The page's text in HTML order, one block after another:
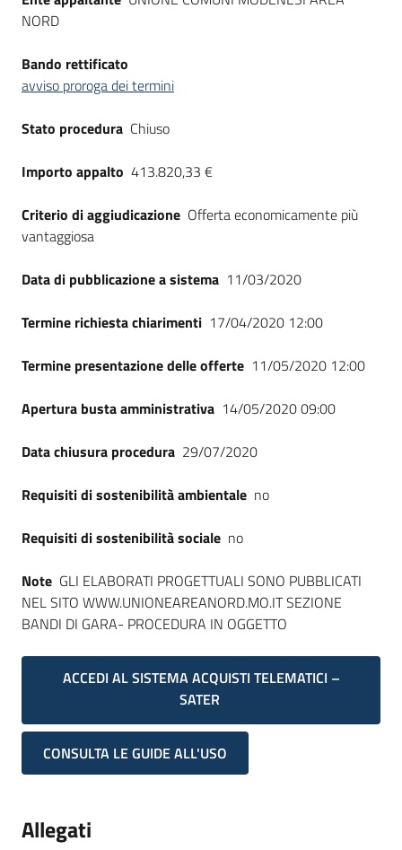
NORD
Bando rettificato
avviso proroga dei termini
Stato procedura Chiuso
Importo appalto 413.820,33 €
Criterio di aggiudicazione Offerta economicamente più
vantaggiosa
Data di pubblicazione a sistema 11/03/2020
Termine richiesta chiarimenti 17/04/2020 12:00
Termine presentazione delle offerte 11/05/2020 12:00
Apertura busta amministrativa 14/05/2020 09:00
Data chiusura procedura 29/07/2020
Requisiti di sostenibilità ambientale no
Requisiti di sostenibilità sociale no
Note GLI ELABORATI PROGETTUALI SONO PUBBLICATI
NEL SITO WWW.UNIONEAREANORD.MO.IT SEZIONE
BANDI DI GARA- PROCEDURA IN OGGETTO
ACCEDI AL SISTEMA ACQUISTI TELEMATICI –
SATER
CONSULTA LE GUIDE ALL'USO
Allegati